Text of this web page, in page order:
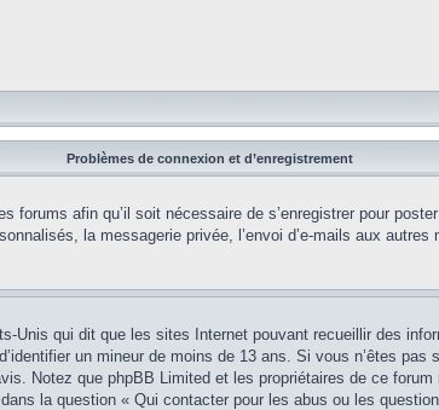
Problèmes de connexion et d’enregistrement
afin qu’il soit nécessaire de s’enregistrer pour
la messagerie privée, l’envoi d’e-mails aux
Unis qui dit que les sites Internet pouvant recueillir des
un mineur de moins de 13 ans. Si vous n’êtes
Notez que phpBB Limited et les propriétaires de ce
la question « Qui contacter pour les abus ou les